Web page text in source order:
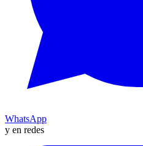
WhatsApp
y en redes